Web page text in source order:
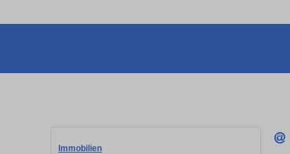
Immobilien